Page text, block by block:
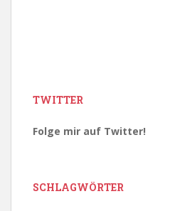
TWITTER
Folge mir auf Twitter!
SCHLAGWÖRTER